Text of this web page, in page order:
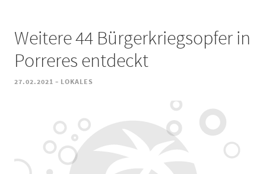
Weitere 44 Bürgerkriegsopfer in
Porreres entdeckt
27.02.2021 - LOKALES